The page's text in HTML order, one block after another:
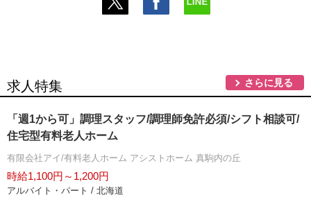
求人特集 さらに見る
「週1から可」調理スタッフ/調理師免許必須/シフト相談可/
住宅型有料老人ホーム
有限会社アイ/有料老人ホーム アシストホーム 真駒内の丘
時給1,100円～1,200円
アルバイト・パート / 北海道